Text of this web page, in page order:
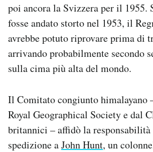
poi ancora la Svizzera per il 1955.
fosse andato storto nel 1953, il
avrebbe potuto riprovare prima di
arrivando probabilmente secondo
sulla cima più alta del mondo.
Il Comitato congiunto himalayano
Royal Geographical Society e dal
britannici – affidò la
spedizione aJohn Hunt, un